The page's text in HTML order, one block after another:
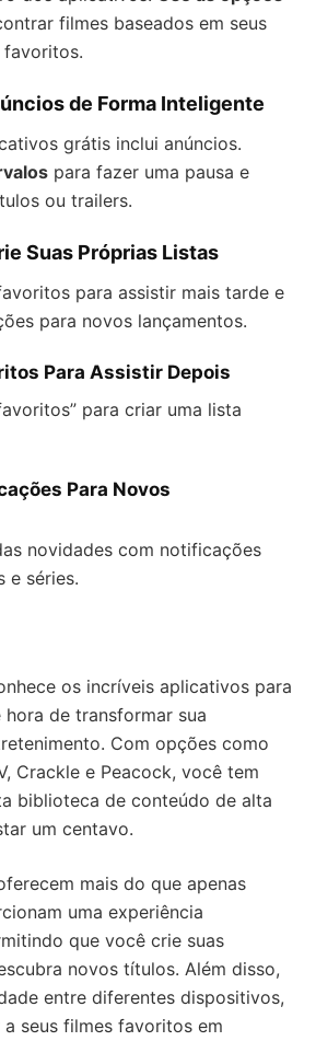
filmes baseados em seus
favoritos.
de Forma Inteligente
grátis inclui anúncios.
para fazer uma pausa e
ou trailers.
Suas Próprias Listas
para assistir mais tarde e
para novos lançamentos.
Para Assistir Depois
para criar uma lista
Para Novos
novidades com notificações
e séries.
os incríveis aplicativos para
de transformar sua
Com opções como
Crackle e Peacock, você tem
biblioteca de conteúdo de alta
um centavo.
mais do que apenas
uma experiência
que você crie suas
novos títulos. Além disso,
entre diferentes dispositivos,
seus filmes favoritos em